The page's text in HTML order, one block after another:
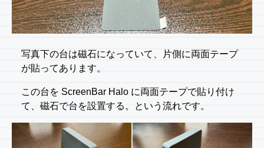
写真下の台は磁石になっていて、片側に両面テープ
が貼ってあります。
この台を ScreenBar Halo に両面テープで貼り付け
て、磁石で台を設置する。という流れです。